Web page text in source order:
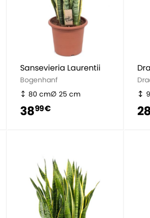
Sansevieria Laurentii
Bogenhanf
80 cm
25 cm
3899 €